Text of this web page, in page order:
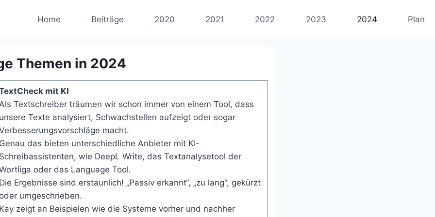
Home Beiträge 2020 2021 2022 2023 2024 Plan
Themen in 2024
mit KI
Textschreiber träumen wir schon immer von einem Tool, dass
unsere Texte analysiert, Schwachstellen aufzeigt oder sogar
macht.
Genau das bieten unterschiedliche Anbieter mit KI-
Schreibassistenten, wie DeepL Write, das Textanalysetool der
oder das Language Tool.
Die Ergebnisse sind erstaunlich! „Passiv erkannt“, „zu lang“, gekürzt
oder umgeschrieben.
Kay zeigt an Beispielen wie die Systeme vorher und nachher